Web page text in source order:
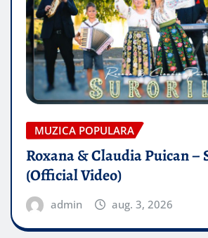
MUZICA POPULARA
Roxana & Claudia Puican –
(Official Video)
admin aug. 3, 2026